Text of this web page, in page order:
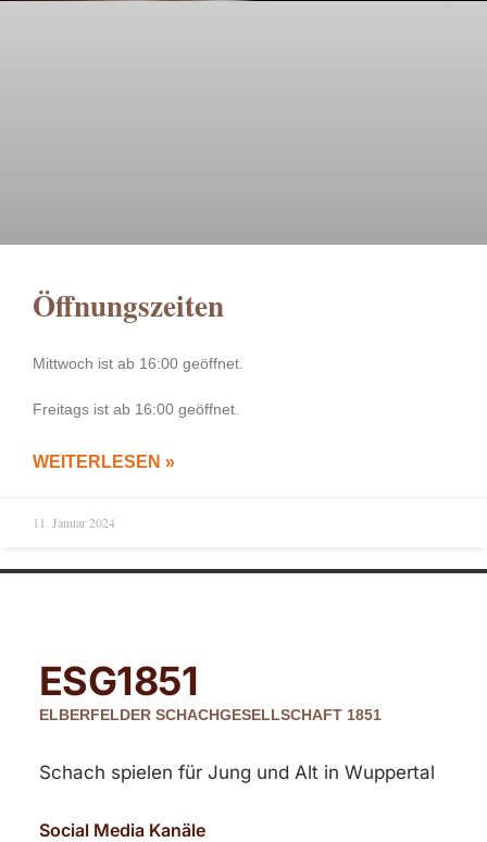
Öffnungszeiten
Mittwoch ist ab 16:00 geöffnet.
Freitags ist ab 16:00 geöffnet.
WEITERLESEN »
11. Januar 2024
ESG1851
ELBERFELDER SCHACHGESELLSCHAFT 1851
Schach spielen für Jung und Alt in Wuppertal
Social Media Kanäle